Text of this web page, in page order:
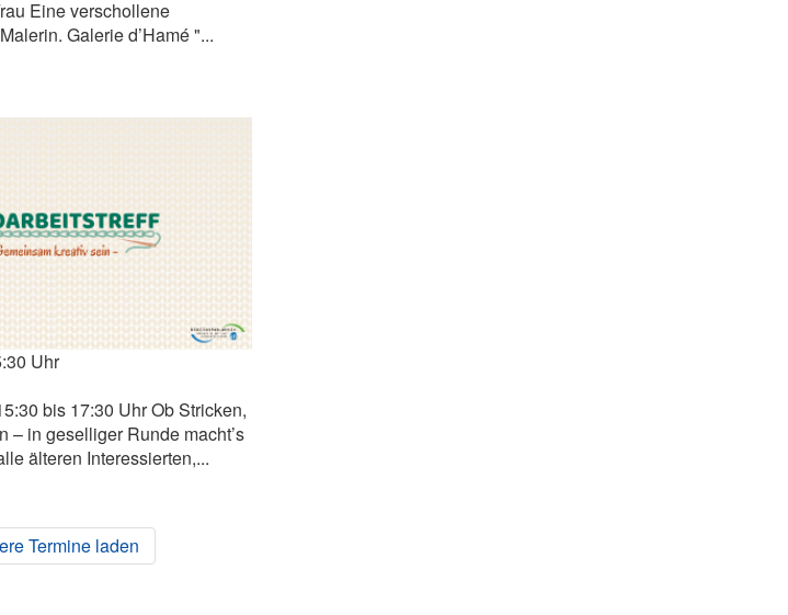
Eine verschollene
Galerie d’Hamé "...
bis 17:30 Uhr Ob Stricken,
– in geselliger Runde macht’s
älteren Interessierten,...
Termine laden